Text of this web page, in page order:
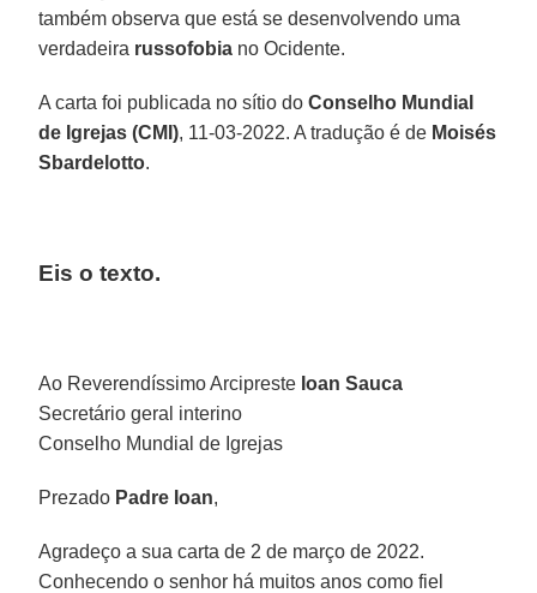
também observa que está se desenvolvendo uma
verdadeira russofobia no Ocidente.
A carta foi publicada no sítio doConselho Mundial
de Igrejas (CMI), 11-03-2022. A tradução é de Moisés
Sbardelotto.
Eis o texto.
Ao Reverendíssimo Arcipreste Ioan Sauca
Secretário geral interino
Conselho Mundial de Igrejas
Prezado Padre Ioan,
Agradeço a sua carta de 2 de março de 2022.
Conhecendo o senhor há muitos anos como fiel